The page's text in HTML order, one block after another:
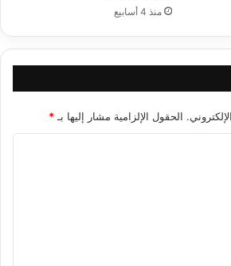
منذ 4 أسابيع
الحقول الإلزامية مشار إليها بـ *